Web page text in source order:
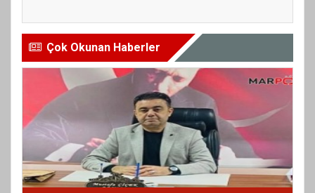
Çok Okunan Haberler